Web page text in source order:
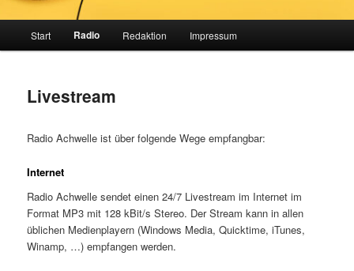
Start Radio Redaktion Impressum
Livestream
Radio Achwelle ist über folgende Wege empfangbar:
Internet
Radio Achwelle sendet einen 24/7 Livestream im Internet im
Format MP3 mit 128 kBit/s Stereo. Der Stream kann in allen
üblichen Medienplayern (Windows Media, Quicktime, iTunes,
Winamp, …) empfangen werden.